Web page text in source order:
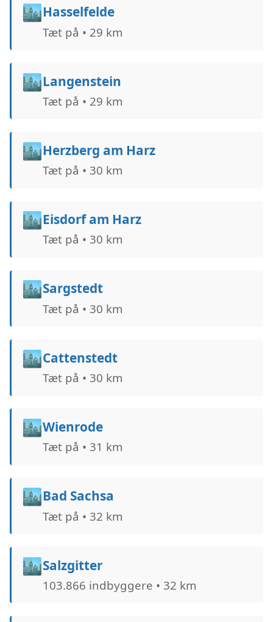
🏙️Hasselfelde
Tæt på • 29 km
🏙️Langenstein
Tæt på • 29 km
🏙️Herzberg am Harz
Tæt på • 30 km
🏙️Eisdorf am Harz
Tæt på • 30 km
🏙️Sargstedt
Tæt på • 30 km
🏙️Cattenstedt
Tæt på • 30 km
🏙️Wienrode
Tæt på • 31 km
🏙️Bad Sachsa
Tæt på • 32 km
🏙️Salzgitter
103.866 indbyggere • 32 km